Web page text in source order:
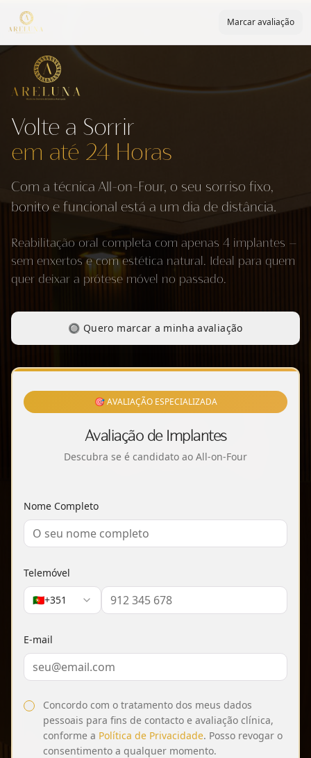
Marcar avaliação
Volte a Sorrir
em até 24 Horas
Com a técnica All-on-Four, o seu sorriso fixo,
bonito e funcional está a um dia de distância.
Reabilitação oral completa com apenas 4 implantes —
sem enxertos e com estética natural. Ideal para quem
quer deixar a prótese móvel no passado.
🔘 Quero marcar a minha avaliação
🎯 AVALIAÇÃO ESPECIALIZADA
Avaliação de Implantes
Descubra se é candidato ao All-on-Four
Nome Completo
Telemóvel
🇵🇹+351
E-mail
Concordo com o tratamento dos meus dados
pessoais para fins de contacto e avaliação clínica,
conforme a Política de Privacidade. Posso revogar o
consentimento a qualquer momento.